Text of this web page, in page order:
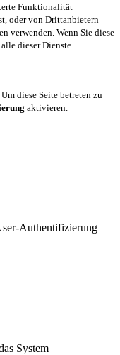
Funktionalität
oder von Drittanbietern
verwenden. Wenn Sie diese
dieser Dienste
diese Seite betreten zu
aktivieren.
Authentifizierung
System